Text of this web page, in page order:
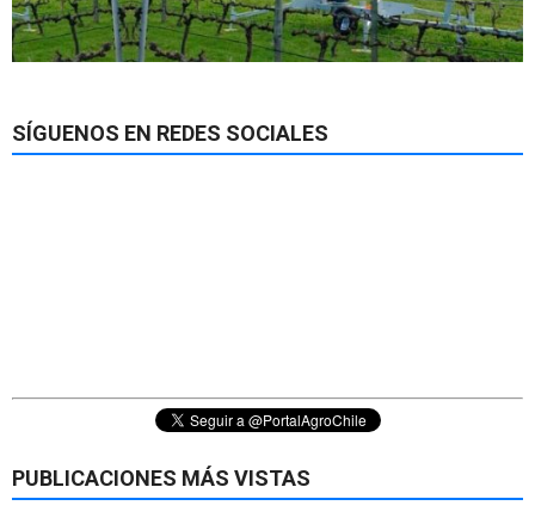
SÍGUENOS EN REDES SOCIALES
PUBLICACIONES MÁS VISTAS